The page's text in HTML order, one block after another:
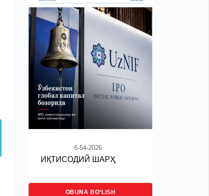
6-54-2026
ИҚТИСОДИЙ ШАРҲ
OBUNA BO‘LISH